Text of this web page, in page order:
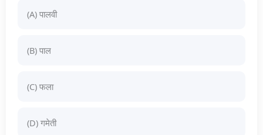
(A) पालवी
(B) पाल
(C) फला
(D) गमेती